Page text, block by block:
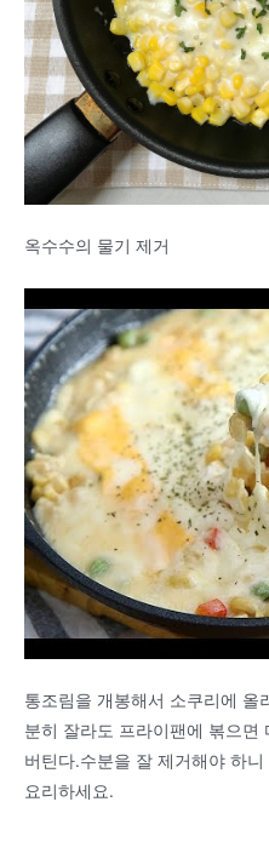
옥수수의 물기 제거
통조림을 개봉해서 소쿠리에 올
분히 잘라도 프라이팬에 볶으면
버틴다.수분을 잘 제거해야 하
요리하세요.